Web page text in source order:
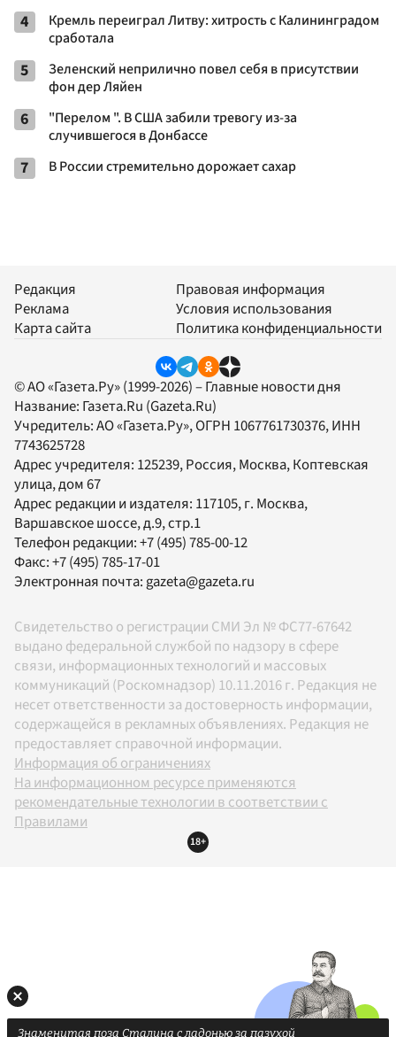
4
Кремль переиграл Литву: хитрость с Калининградом
сработала
5
Зеленский неприлично повел cебя в присутствии
фон дер Ляйен
6
"Перелом ". В США забили тревогу из-за
случившегося в Донбассе
7 В России стремительно дорожает сахар
Редакция
Реклама
Карта сайта
Правовая информация
Условия использования
Политика конфиденциальности
© АО «Газета.Ру» (1999-2026) – Главные новости дня
Название: Газета.Ru (Gazeta.Ru)
Учредитель:АО «Газета.Ру», ОГРН 1067761730376, ИНН
7743625728
Адрес учредителя: 125239, Россия, Москва, Коптевская
улица, дом 67
Адрес редакции и издателя: 117105, г. Москва,
Варшавское шоссе, д.9, стр.1
Телефон редакции:+7 (495) 785-00-12
Факс:+7 (495) 785-17-01
Электронная почта:gazeta@gazeta.ru
Свидетельство о регистрации СМИ Эл № ФС77-67642
выдано федеральной службой по надзору в сфере
связи, информационных технологий и массовых
коммуникаций (Роскомнадзор) 10.11.2016 г. Редакция не
несет ответственности за достоверность информации,
содержащейся в рекламных объявлениях. Редакция не
предоставляет справочной информации.
Информация об ограничениях
На информационном ресурсе применяются
рекомендательные технологии в соответствии с
Правилами
18+
Знаменитая поза Сталина с ладонью за пазухой